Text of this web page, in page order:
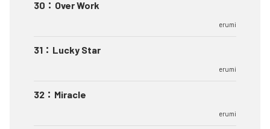
30 ： Over Work
erumi
31 ： Lucky Star
erumi
32 ： Miracle
erumi